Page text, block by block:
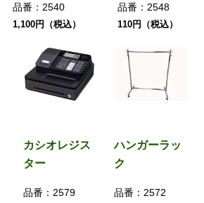
品番： 2540
1,100円（税込）
品番： 2548
110円（税込）
カシオレジス
ター
品番： 2579
ハンガーラッ
ク
品番： 2572